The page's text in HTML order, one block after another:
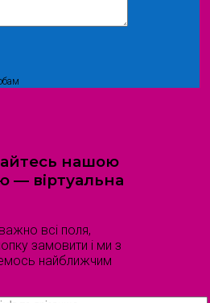
нашою
— віртуальна
всі поля,
замовити і ми з
найближчим